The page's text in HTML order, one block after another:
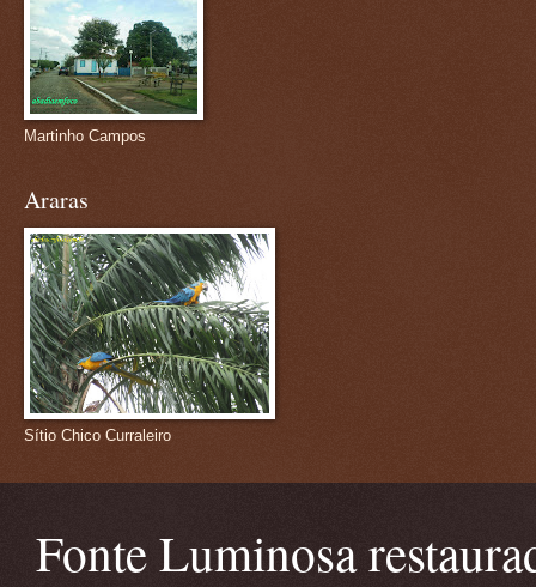
Martinho Campos
Araras
Sítio Chico Curraleiro
Fonte Luminosa